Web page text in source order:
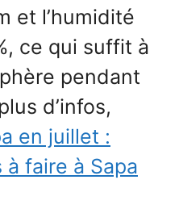
et l’humidité
ce qui suffit à
pendant
d’infos,
en juillet :
faire à Sapa